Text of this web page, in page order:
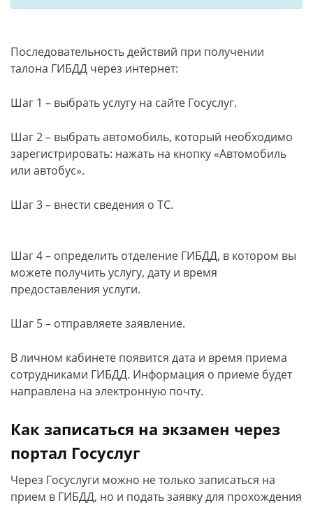
Последовательность действий при получении
талона ГИБДД через интернет:
Шаг 1 – выбрать услугу на сайте Госуслуг.
Шаг 2 – выбрать автомобиль, который необходимо
зарегистрировать: нажать на кнопку «Автомобиль
или автобус».
Шаг 3 – внести сведения о ТС.
Шаг 4 – определить отделение ГИБДД, в котором вы
можете получить услугу, дату и время
предоставления услуги.
Шаг 5 – отправляете заявление.
В личном кабинете появится дата и время приема
сотрудниками ГИБДД. Информация о приеме будет
направлена на электронную почту.
Как записаться на экзамен через
портал Госуслуг
Через Госуслуги можно не только записаться на
прием в ГИБДД, но и подать заявку для прохождения